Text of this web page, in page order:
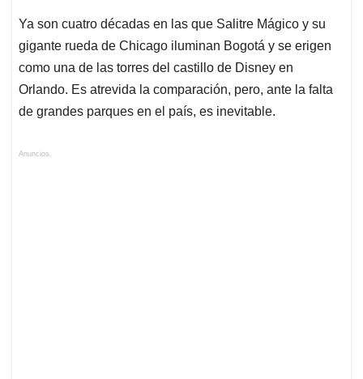
Ya son cuatro décadas en las que Salitre Mágico y su
gigante rueda de Chicago iluminan Bogotá y se erigen
como una de las torres del castillo de Disney en
Orlando. Es atrevida la comparación, pero, ante la falta
de grandes parques en el país, es inevitable.
Anuncios.